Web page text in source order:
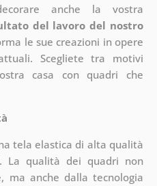
anche la vostra
del lavoro del nostro
le sue creazioni in opere
Scegliete tra motivi
casa con quadri che
tela elastica di alta qualità
. La qualità dei quadri non
ma anche dalla tecnologia